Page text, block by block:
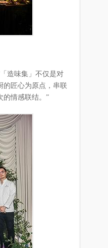
造味集」不仅是对
的匠心为原点，串联
的情感联结。”